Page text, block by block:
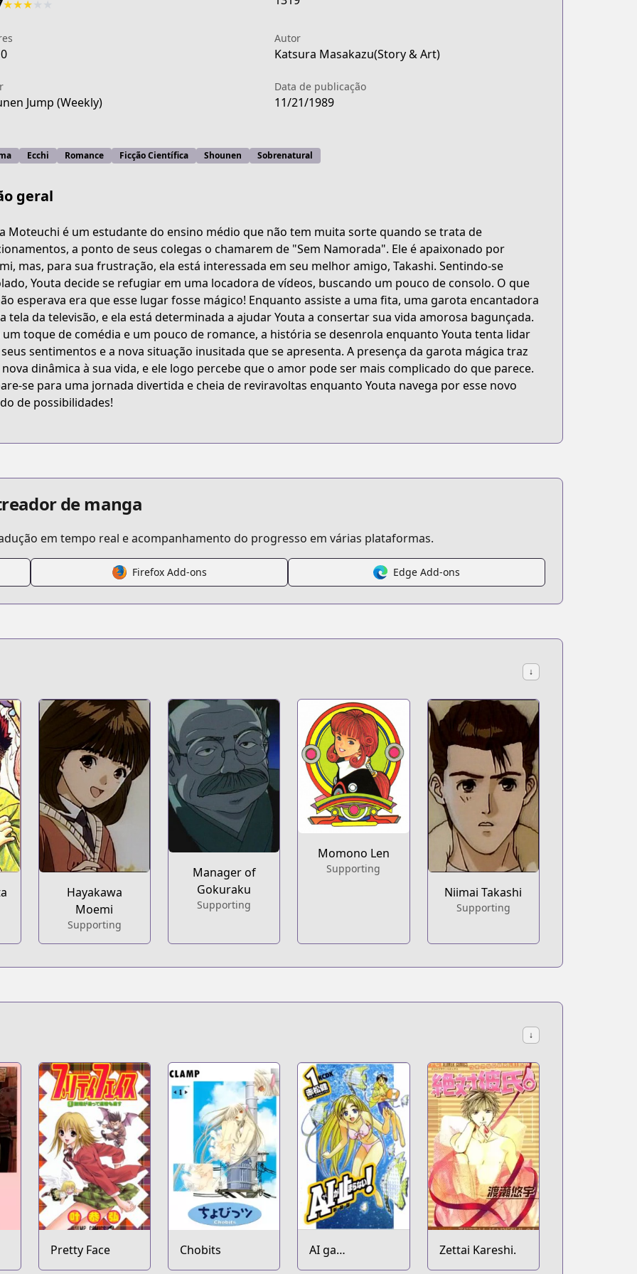
4caa-b314-f4d817076891
girl-ai
★★★
Autor
Katsura Masakazu(Story & Art)
Jump (Weekly)
Data de publicação
11/21/1989
Ecchi Romance Ficção Científica Shounen Sobrenatural
geral
Moteuchi é um estudante do ensino médio que não tem muita sorte quando se trata de
a ponto de seus colegas o chamarem de "Sem Namorada". Ele é apaixonado por
mas, para sua frustração, ela está interessada em seu melhor amigo, Takashi. Sentindo-se
Youta decide se refugiar em uma locadora de vídeos, buscando um pouco de consolo. O que
esperava era que esse lugar fosse mágico! Enquanto assiste a uma fita, uma garota encantadora
tela da televisão, e ela está determinada a ajudar Youta a consertar sua vida amorosa bagunçada.
um toque de comédia e um pouco de romance, a história se desenrola enquanto Youta tenta lidar
sentimentos e a nova situação inusitada que se apresenta. A presença da garota mágica traz
dinâmica à sua vida, e ele logo percebe que o amor pode ser mais complicado do que parece.
se para uma jornada divertida e cheia de reviravoltas enquanto Youta navega por esse novo
de possibilidades!
de manga
em tempo real e acompanhamento do progresso em várias plataformas.
Firefox Add-ons Edge Add-ons
↓
Hayakawa
Moemi
Supporting
Manager of
Gokuraku
Supporting
Momono Len
Supporting
Niimai Takashi
Supporting
↓
Pretty Face Chobits
AI ga
Tomaranai!
Zettai Kareshi.